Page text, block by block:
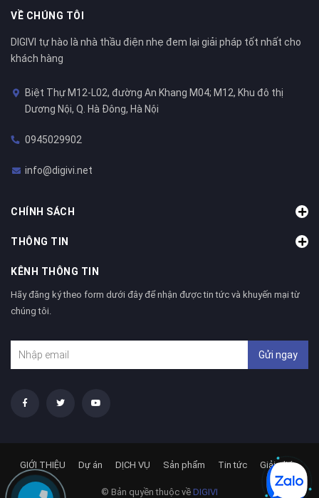
VỀ CHÚNG TÔI
DIGIVI tự hào là nhà thầu điện nhẹ đem lại giải pháp tốt nhất cho
khách hàng
Biệt Thự M12-L02, đường An Khang M04; M12, Khu đô thị
Dương Nội, Q. Hà Đông, Hà Nội
0945029902
info@digivi.net
CHÍNH SÁCH
THÔNG TIN
KÊNH THÔNG TIN
Hãy đăng ký theo form dưới đây để nhận được tin tức và khuyến mại từ
chúng tôi.
Gửi ngay
© Bản quyền thuộc về DIGIVI
GIỚI THIỆU Dự án DỊCH VỤ Sản phẩm Tin tức Giải pháp